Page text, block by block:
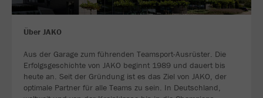
Über JAKO
Aus der Garage zum führenden Teamsport-Ausrüster. Die
Erfolgsgeschichte von JAKO beginnt 1989 und dauert bis
heute an. Seit der Gründung ist es das Ziel von JAKO, der
optimale Partner für alle Teams zu sein. In Deutschland,